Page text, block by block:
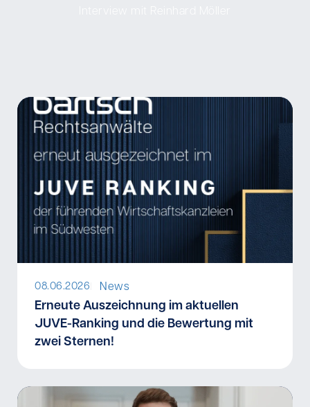
News
08.06.2026
Erneute Auszeichnung im aktuellen
JUVE-Ranking und die Bewertung mit
zwei Sternen!